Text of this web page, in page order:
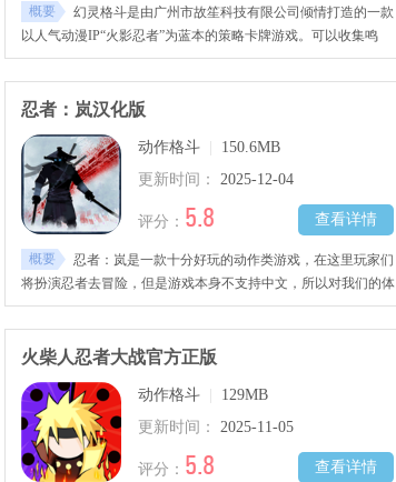
概要
幻灵格斗是由广州市故笙科技有限公司倾情打造的一款
以人气动漫IP“火影忍者”为蓝本的策略卡牌游戏。可以收集鸣
人、佐助、小樱、卡卡西等经典角色的卡牌并对卡牌进行培养，
游戏具备深度的养成体系，挑战者能够通过提升装备、等级、技
能的方式增强战斗能力。还配备阵容羁绊系统，合理的队伍搭配
忍者：岚汉化版
动作格斗
150.6MB
更新时间：
2025-12-04
查看详情
评分： 5.8
概要
忍者：岚是一款十分好玩的动作类游戏，在这里玩家们
将扮演忍者去冒险，但是游戏本身不支持中文，所以对我们的体
验不是很好，因此就有了本次的汉化版，所以有需求的不要错过
啦！
火柴人忍者大战官方正版
动作格斗
129MB
更新时间：
2025-11-05
查看详情
评分： 5.8